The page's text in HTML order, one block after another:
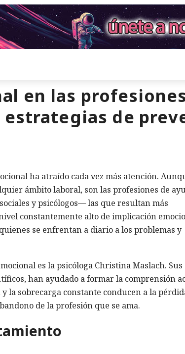
en las
de
ha atraído cada vez más atención.
ámbito laboral, son las profesiones de
y psicólogos— las que resultan más
constantemente alto de implicación
se enfrentan a diario a los problemas y
es la psicóloga Christina Maslach. Sus
han ayudado a formar la comprensión
la sobrecarga constante conducen a la
de la profesión que se ama.